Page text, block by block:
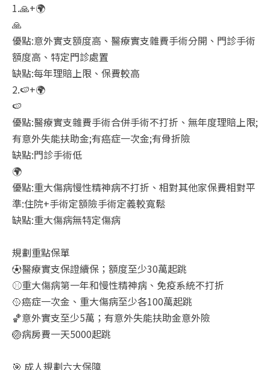
1.🙏+🌍
🙏
優點:意外實支額度高、醫療實支雜費手術分開、門診手術
額度高、特定門診處置
缺點:每年理賠上限、保費較高
2.🍉+🌍
🍉
優點:醫療實支雜費手術合併手術不打折、無年度理賠上限;
有意外失能扶助金;有癌症一次金;有骨折險
缺點:門診手術低
🌍
優點:重大傷病慢性精神病不打折、相對其他家保費相對平
準:住院+手術定額險手術定義較寬鬆
缺點:重大傷病無特定傷病
規劃重點保單
⚽醫療實支保證續保；額度至少30萬起跳
⚾重大傷病第一年和慢性精神病、免疫系統不打折
🥎癌症一次金、重大傷病至少各100萬起跳
🏀意外實支至少5萬；有意外失能扶助金意外險
🏐病房費一天5000起跳
🎯 成人規劃六大保障